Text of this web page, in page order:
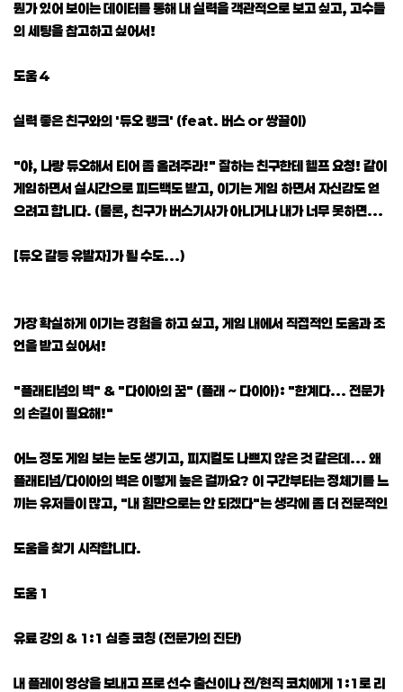
뭔가 있어 보이는 데이터를 통해 내 실력을 객관적으로 보고 싶고, 고수들
의 세팅을 참고하고 싶어서!
도움 4
실력 좋은 친구와의 '듀오 랭크' (feat. 버스 or 쌍끌이)
"야, 나랑 듀오해서 티어 좀 올려주라!" 잘하는 친구한테 헬프 요청! 같이
게임하면서 실시간으로 피드백도 받고, 이기는 게임 하면서 자신감도 얻
으려고 합니다. (물론, 친구가 버스기사가 아니거나 내가 너무 못하면...
[듀오 갈등 유발자]가 될 수도...)
가장 확실하게 이기는 경험을 하고 싶고, 게임 내에서 직접적인 도움과 조
언을 받고 싶어서!
"플래티넘의 벽" & "다이아의 꿈" (플래 ~ 다이아): "한계다... 전문가
의 손길이 필요해!"
어느 정도 게임 보는 눈도 생기고, 피지컬도 나쁘지 않은 것 같은데... 왜
플래티넘/다이아의 벽은 이렇게 높은 걸까요? 이 구간부터는 정체기를 느
끼는 유저들이 많고, "내 힘만으로는 안 되겠다"는 생각에 좀 더 전문적인
도움을 찾기 시작합니다.
도움 1
유료 강의 & 1:1 심층 코칭 (전문가의 진단)
내 플레이 영상을 보내고 프로 선수 출신이나 전/현직 코치에게 1:1로 리